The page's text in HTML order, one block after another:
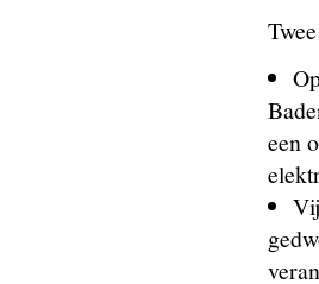
een